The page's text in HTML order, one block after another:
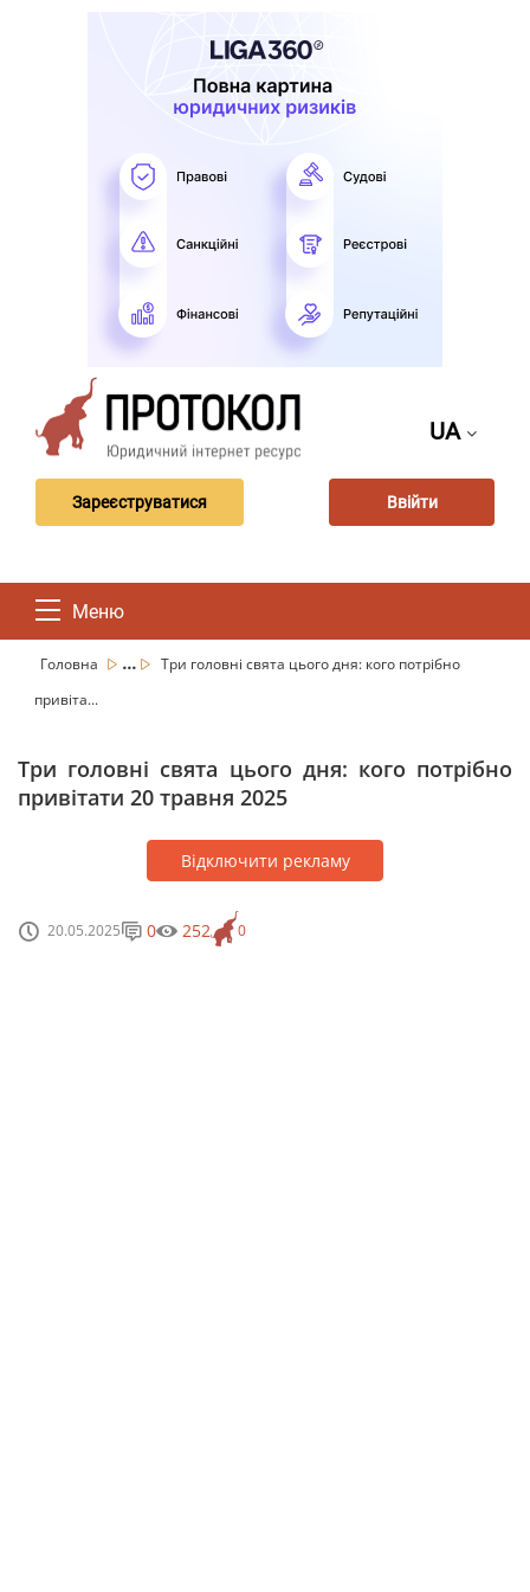
UA
Зареєструватися Ввійти
Меню
Головна ...
Три головні свята цього дня: кого потрібно
привіта...
Три головні свята цього дня: кого потрібно
привітати 20 травня 2025
Відключити рекламу
20.05.2025 0
0 252